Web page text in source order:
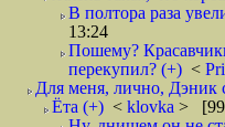
В полтора раза
13:24
Пошему?
перекупил? (+) <
Для меня, лично, Дэник
Ёта (+) < klovka >